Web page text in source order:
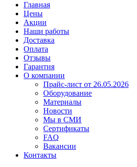
Главная
Цены
Акции
Наши работы
Доставка
Оплата
Отзывы
Гарантия
О компании
Прайс-лист от 26.05.2026
Оборудование
Материалы
Новости
Мы в СМИ
Сертификаты
FAQ
Вакансии
Контакты